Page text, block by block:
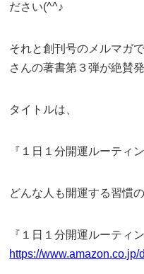
ださい(^^♪
それと創刊号のメルマガ
さんの著書第３弾が絶賛
タイトルは、
『１日１分開運ルーティン
どんな人も開運する習慣
『１日１分開運ルーティ
https://